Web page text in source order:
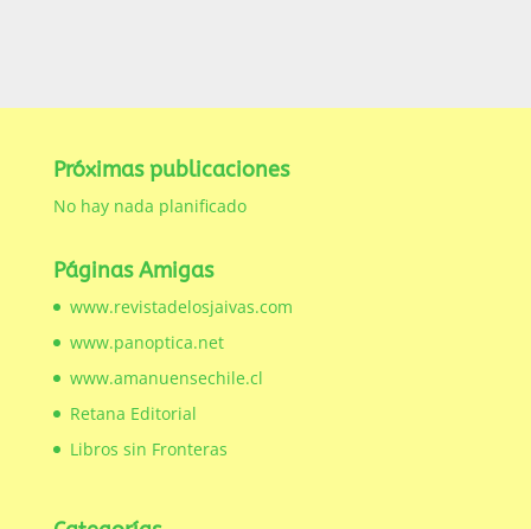
Próximas publicaciones
No hay nada planificado
Páginas Amigas
www.revistadelosjaivas.com
www.panoptica.net
www.amanuensechile.cl
Retana Editorial
Libros sin Fronteras